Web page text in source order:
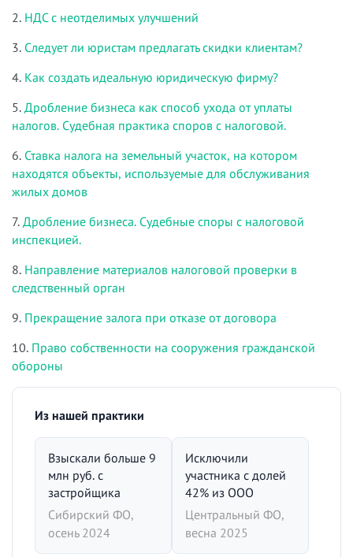
2. НДС с неотделимых улучшений
3. Следует ли юристам предлагать скидки клиентам?
4. Как создать идеальную юридическую фирму?
5. Дробление бизнеса как способ ухода от уплаты
налогов. Судебная практика споров с налоговой.
6. Ставка налога на земельный участок, на котором
находятся объекты, используемые для обслуживания
жилых домов
7. Дробление бизнеса. Судебные споры с налоговой
инспекцией.
8. Направление материалов налоговой проверки в
следственный орган
9. Прекращение залога при отказе от договора
10. Право собственности на сооружения гражданской
обороны
Из нашей практики
Взыскали больше 9
млн руб. с
застройщика
Сибирский ФО,
осень 2024
Исключили
участника с долей
42% из ООО
Центральный ФО,
весна 2025